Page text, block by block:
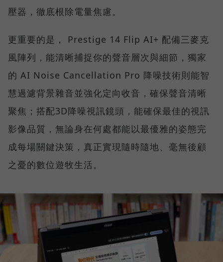
壓器，徹底根除電量焦慮。
更重要的是， Prestige 14 Flip AI+ 配備三麥克
風陣列，能清晰捕捉你的聲音層次與細節，獨家
的 AI Noise Cancellation Pro 降噪技術則能智
慧過濾背景雜音並強化定向收音，確保聲音清晰
聚焦；搭配3D降噪視訊鏡頭，能確保最佳的視訊
影像品質，無論身在何處都能以最優雅的姿態完
成每場關鍵決策，真正實現隨時隨地、毫無後顧
之憂的數位遊牧生活。